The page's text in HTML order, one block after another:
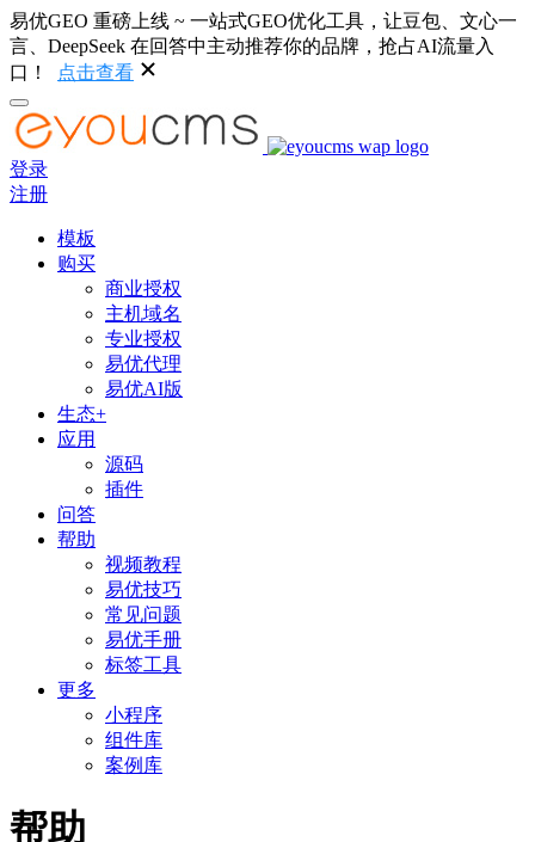
易优GEO 重磅上线 ~ 一站式GEO优化工具，让豆包、文心一
言、DeepSeek 在回答中主动推荐你的品牌，抢占AI流量入
口！
点击查看
登录
注册
模板
购买
商业授权
主机域名
专业授权
易优代理
易优AI版
生态+
应用
源码
插件
问答
帮助
视频教程
易优技巧
常见问题
易优手册
标签工具
更多
小程序
组件库
案例库
帮助